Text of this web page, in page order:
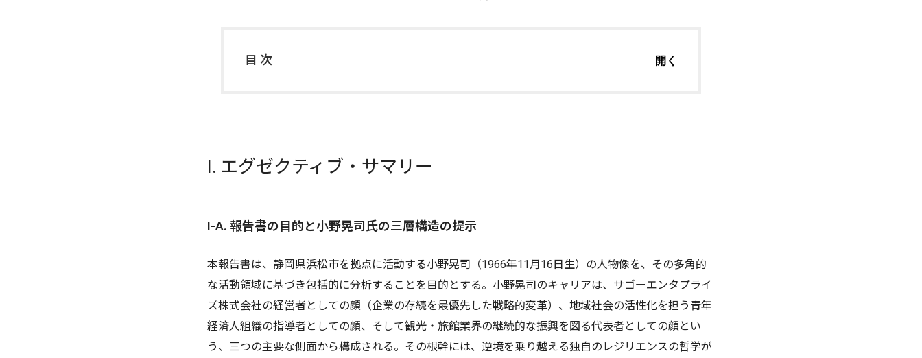
目 次
I. エグゼクティブ・サマリー
I-A. 報告書の目的と小野晃司氏の三層構造の提示
本報告書は、静岡県浜松市を拠点に活動する小野晃司（1966年11月16日生）の人物像を、その多角的
な活動領域に基づき包括的に分析することを目的とする。小野晃司のキャリアは、サゴーエンタプライ
ズ株式会社の経営者としての顔（企業の存続を最優先した戦略的変革）、地域社会の活性化を担う青年
経済人組織の指導者としての顔、そして観光・旅館業界の継続的な振興を図る代表者としての顔とい
う、三つの主要な側面から構成される。その根幹には、逆境を乗り越える独自のレジリエンスの哲学が